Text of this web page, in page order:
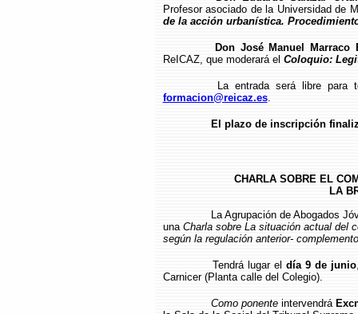
Profesor asociado de la Universidad de
de la acción urbanística.
Don José Manuel Marraco
ReICAZ, que moderará el Coloquio:
La entrada será libre para
formacion@reicaz.es.
El plazo de inscripción
CHARLA SOBRE EL
LA
La Agrupación de Abogados
una Charla sobre La situación actual del
según la regulación anterior-
Tendrá lugar el día 9 de junio
Carnicer (Planta calle del Colegio).
Como ponenteintervendrá